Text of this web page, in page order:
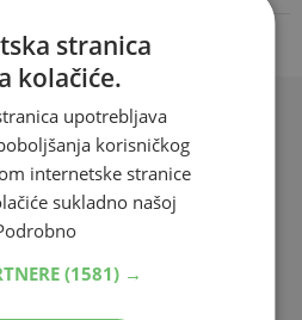
SHOW
stranica
kolačiće.
upotrebljava
korisničkog
internetske stranice
sukladno našoj
(1581) →